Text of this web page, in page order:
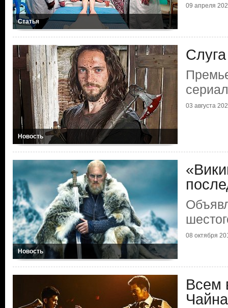
Статья
09 апреля
Новость
03 августа
Новость
08 октября
Всем